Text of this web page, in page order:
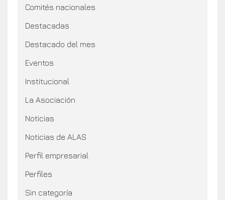
Comités nacionales
Destacadas
Destacado del mes
Eventos
Institucional
La Asociación
Noticias
Noticias de ALAS
Perfil empresarial
Perfiles
Sin categoría